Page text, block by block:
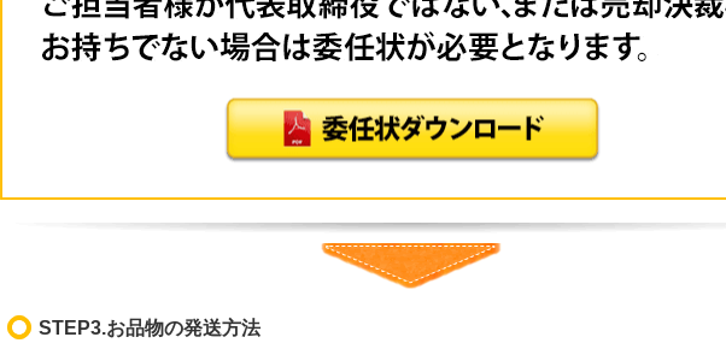
STEP3.お品物の発送方法